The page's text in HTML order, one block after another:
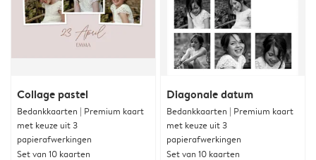
Collage pastel
Bedankkaarten | Premium kaart
met keuze uit 3
papierafwerkingen
Set van 10 kaarten
Diagonale datum
Bedankkaarten | Premium kaart
met keuze uit 3
papierafwerkingen
Set van 10 kaarten